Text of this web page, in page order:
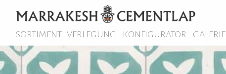
SORTIMENT VERLEGUNG KONFIGURATOR GALERIE